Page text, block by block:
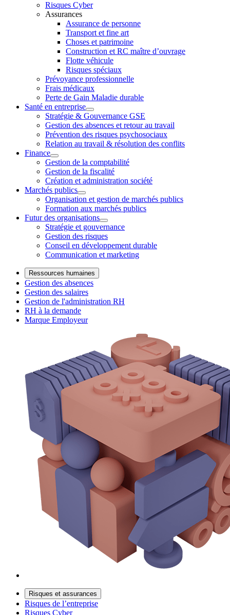
Risques Cyber
Assurances
Assurance de personne
Transport et fine art
Choses et patrimoine
Construction et RC maître d’ouvrage
Flotte véhicule
Risques spéciaux
Prévoyance professionnelle
Frais médicaux
Perte de Gain Maladie durable
Santé en entreprise
Stratégie & Gouvernance GSE
Gestion des absences et retour au travail
Prévention des risques psychosociaux
Relation au travail & résolution des conflits
Finance
Gestion de la comptabilité
Gestion de la fiscalité
Création et administration société
Marchés publics
Organisation et gestion de marchés publics
Formation aux marchés publics
Futur des organisations
Stratégie et gouvernance
Gestion des risques
Conseil en développement durable
Communication et marketing
Ressources humaines
Gestion des absences
Gestion des salaires
Gestion de l'administration RH
RH à la demande
Marque Employeur
Risques et assurances
Risques de l’entreprise
Risques Cyber